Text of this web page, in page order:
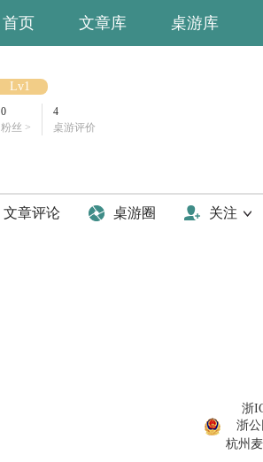
首页 文章库 桌游库
Lv1
0
粉丝 >
4
桌游评价
文章评论 桌游圈 关注
浙
浙公
杭州